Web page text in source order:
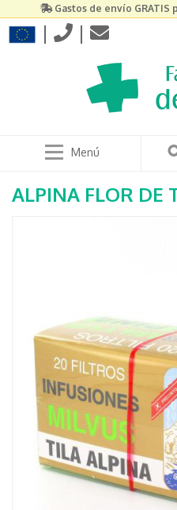
Gastos de envío GRATIS
| |
Menú
ALPINA FLOR DE